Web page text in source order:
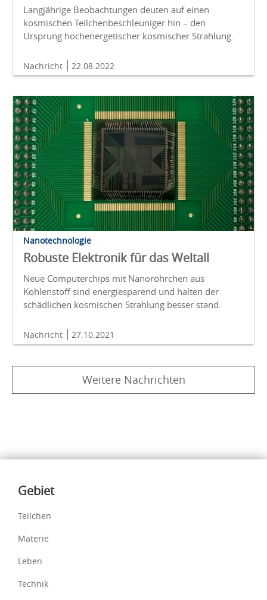
Langjährige Beobachtungen deuten auf einen
kosmischen Teilchenbeschleuniger hin – den
Ursprung hochenergetischer kosmischer Strahlung.
Nachricht 22.08.2022
Nanotechnologie
Robuste Elektronik für das Weltall
Neue Computerchips mit Nanoröhrchen aus
Kohlenstoff sind energiesparend und halten der
schädlichen kosmischen Strahlung besser stand.
Nachricht 27.10.2021
Weitere Nachrichten
Inhalte
Gebiet
Teilchen
Materie
Leben
Technik